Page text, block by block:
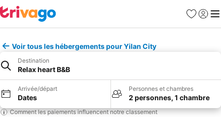
Favoris
Se
Voir tous les hébergements pour Yilan City
Destination
Relax heart B&B
Arrivée/départ
Dates
Personnes et chambres
2 personnes, 1 chambre
Comment les paiements influencent notre classement